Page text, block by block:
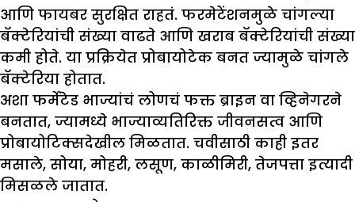
आणि फायबर सुरक्षित राहतं. फरमेटेंशनमुळे चांगल्या
बॅक्टेरियांची संख्या वाढते आणि खराब बॅक्टेरियांची संख्या
कमी होते. या प्रक्रियेत प्रोबायोटेक बनत ज्यामुळे चांगले
बॅक्टेरिया होतात.
अशा फर्मेटेड भाज्यांचं लोणचं फक्त ब्राइन वा व्हिनेगरने
बनतात, ज्यामध्ये भाज्याव्यतिरिक्त जीवनसत्व आणि
प्रोबायोटिक्सदेखील मिळतात. चवीसाठी काही इतर
मसाले, सोया, मोहरी, लसूण, काळीमिरी, तेजपत्ता इत्यादी
मिसळले जातात.